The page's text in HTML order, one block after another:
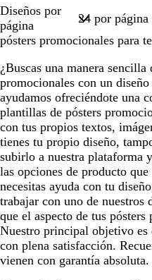
s
l
o
s
u
r
o
s
p
u
r
o
s
c
u
r
o
Diseños por
página
pósters promocionales para
¿Buscas una manera
promocionales con un
ayudamos ofreciéndote una
plantillas de pósters
con tus propios textos,
tienes tu propio diseño,
subirlo a nuestra plataforma
las opciones de producto
necesitas ayuda con tu
trabajar con uno de nuestros
que el aspecto de tus
Nuestro principal objetivo es
con plena satisfacción.
vienen con garantía